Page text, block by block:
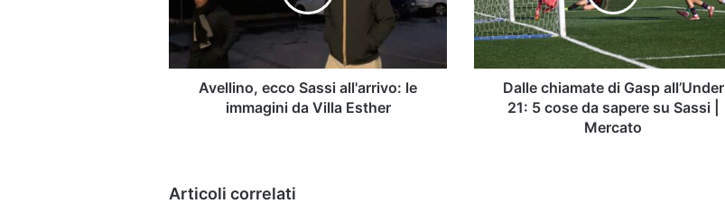
immagini
da
Villa
Esther
Avellino, ecco Sassi all'arrivo: le
immagini da Villa Esther
21:
5
cose
da
sapereDalle chiamate di Gasp all’Under
21: 5 cose da sapere su Sassi |
Mercato
Articoli correlati